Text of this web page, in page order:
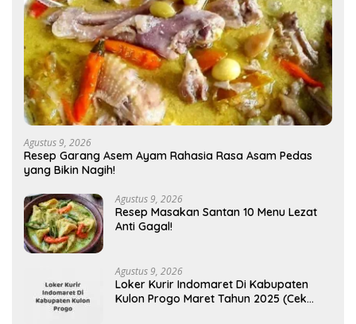
Agustus 9, 2026
Resep Garang Asem Ayam Rahasia Rasa Asam Pedas
yang Bikin Nagih!
Agustus 9, 2026
Resep Masakan Santan 10 Menu Lezat
Anti Gagal!
Agustus 9, 2026
Loker Kurir Indomaret Di Kabupaten
Kulon Progo Maret Tahun 2025 (Cek